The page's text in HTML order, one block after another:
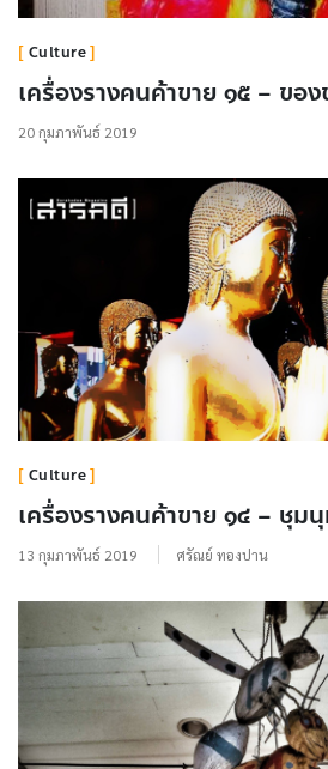
Culture
เครื่องรางคนค้าขาย ๑๕ – ขอ
20 กุมภาพันธ์ 2019
Culture
เครื่องรางคนค้าขาย ๑๔ – ชุม
13 กุมภาพันธ์ 2019 ศรัณย์ ทองปาน